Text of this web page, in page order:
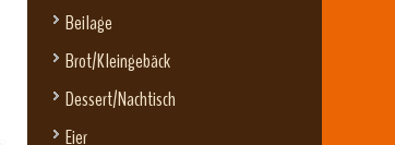
Beilage
Brot/Kleingebäck
Dessert/Nachtisch
Eier